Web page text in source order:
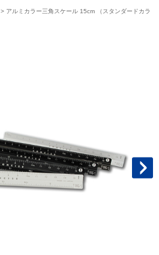
> アルミカラー三角スケール 15cm （スタンダードカラ